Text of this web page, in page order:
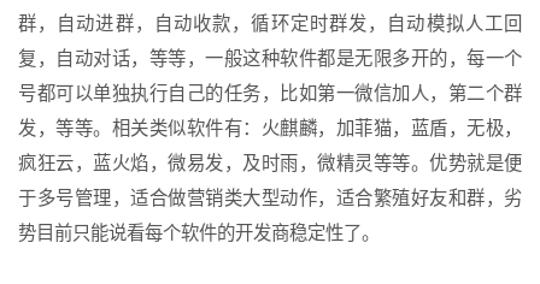
群，自动进群，自动收款，循环定时群发，自动模拟人工回
复，自动对话，等等，一般这种软件都是无限多开的，每一个
号都可以单独执行自己的任务，比如第一微信加人，第二个群
发，等等。相关类似软件有：火麒麟，加菲猫，蓝盾，无极，
疯狂云，蓝火焰，微易发，及时雨，微精灵等等。优势就是便
于多号管理，适合做营销类大型动作，适合繁殖好友和群，劣
势目前只能说看每个软件的开发商稳定性了。